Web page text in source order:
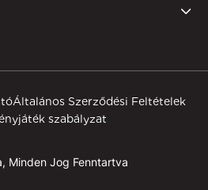
Minden Jog Fenntartva
Általános Szerződési Feltételek
szabályzat